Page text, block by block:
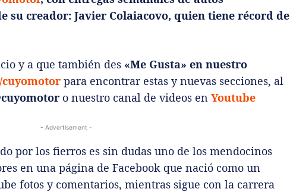
su creador: Javier Colaiacovo, quien tiene récord de
y a que también des «Me Gusta» en nuestro
cuyomotor para encontrar estas y nuevas secciones, al
o nuestro canal de videos en Youtube
- Advertisement -
por los fierros es sin dudas uno de los mendocinos
en una página de Facebook que nació como un
fotos y comentarios, mientras sigue con la carrera